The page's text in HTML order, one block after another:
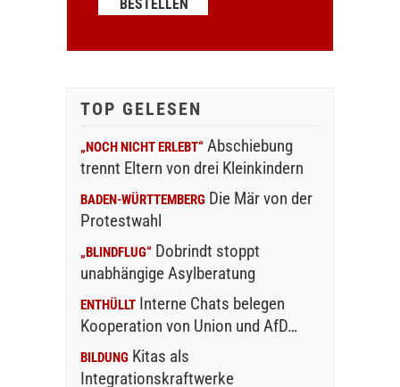
TOP GELESEN
„NOCH NICHT ERLEBT“ Abschiebung
trennt Eltern von drei Kleinkindern
BADEN-WÜRTTEMBERG Die Mär von der
Protestwahl
„BLINDFLUG“ Dobrindt stoppt
unabhängige Asylberatung
ENTHÜLLT Interne Chats belegen
Kooperation von Union und AfD…
BILDUNG Kitas als
Integrationskraftwerke